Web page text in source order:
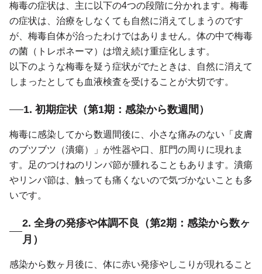
梅毒の症状は、主に以下の4つの段階に分かれます。梅毒
の症状は、治療をしなくても自然に消えてしまうのです
が、梅毒自体が治ったわけではありません。体の中で梅毒
の菌（トレポネーマ）は増え続け重症化します。
以下のような梅毒を疑う症状がでたときは、自然に消えて
しまったとしても血液検査を受けることが大切です。
1. 初期症状（第1期：感染から数週間）
梅毒に感染してから数週間後に、小さな痛みのない「皮膚
のブツブツ（潰瘍）」が性器や口、肛門の周りに現れま
す。足のつけねのリンパ節が腫れることもあります。潰瘍
やリンパ節は、触っても痛くないので気づかないことも多
いです。
2. 全身の発疹や体調不良（第2期：感染から数ヶ
月）
感染から数ヶ月後に、体に赤い発疹やしこりが現れること